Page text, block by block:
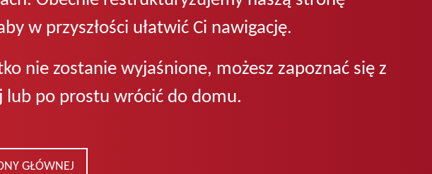
w przyszłości ułatwić Ci nawigację.
nie zostanie wyjaśnione, możesz zapoznać się z
lub po prostu wrócić do domu.
GŁÓWNEJ